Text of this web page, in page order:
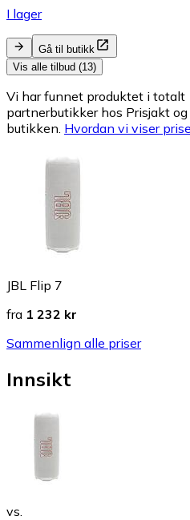
I lager
Gå til butikk
Vis alle tilbud (13)
Vi har funnet produktet i totalt
partnerbutikker hos Prisjakt
butikken. Hvordan vi viser
JBL Flip 7
fra 1 232 kr
Sammenlign alle priser
Innsikt
vs.